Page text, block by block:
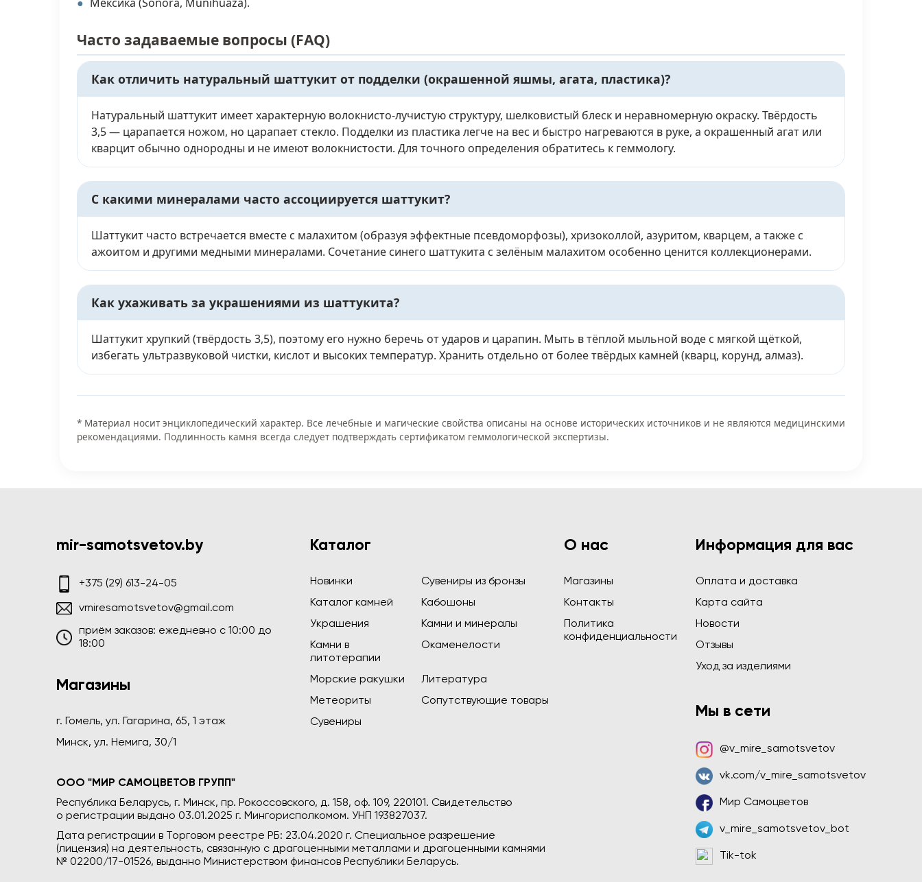
Часто задаваемые вопросы (FAQ)
Как отличить натуральный шаттукит от подделки (окрашенной яшмы, агата, пластика)?
Натуральный шаттукит имеет характерную волокнисто-лучистую структуру, шелковистый блеск и неравномерную окраску. Твёрдость
3,5 — царапается ножом, но царапает стекло. Подделки из пластика легче на вес и быстро нагреваются в руке, а окрашенный агат или
кварцит обычно однородны и не имеют волокнистости. Для точного определения обратитесь к геммологу.
С какими минералами часто ассоциируется шаттукит?
Шаттукит часто встречается вместе с малахитом (образуя эффектные псевдоморфозы), хризоколлой, азуритом, кварцем, а также с
ажоитом и другими медными минералами. Сочетание синего шаттукита с зелёным малахитом особенно ценится коллекционерами.
Как ухаживать за украшениями из шаттукита?
Шаттукит хрупкий (твёрдость 3,5), поэтому его нужно беречь от ударов и царапин. Мыть в тёплой мыльной воде с мягкой щёткой,
избегать ультразвуковой чистки, кислот и высоких температур. Хранить отдельно от более твёрдых камней (кварц, корунд, алмаз).
* Материал носит энциклопедический характер. Все лечебные и магические свойства описаны на основе исторических источников и не являются медицинскими
рекомендациями. Подлинность камня всегда следует подтверждать сертификатом геммологической экспертизы.
mir-samotsvetov.by
+375 (29) 613-24-05
vmiresamotsvetov@gmail.com
приём заказов: ежедневно c 10:00 до
18:00
Магазины
г. Гомель, ул. Гагарина, 65, 1 этаж
Минск, ул. Немига, 30/1
Каталог
Новинки
Сувениры из бронзы
Каталог камней
Кабошоны
Украшения
Камни и минералы
Камни в
литотерапии
Окаменелости
Морские ракушки
Литература
Метеориты
Сопутствующие товары
Сувениры
ООО "МИР САМОЦВЕТОВ ГРУПП"
Республика Беларусь, г. Минск, пр. Рокоссовского, д. 158, оф. 109, 220101. Свидетельство
о регистрации выдано 03.01.2025 г. Мингорисполкомом. УНП 193827037.
Дата регистрации в Торговом реестре РБ: 23.04.2020 г. Специальное разрешение
(лицензия) на деятельность, связанную с драгоценными металлами и драгоценными камнями
№ 02200/17-01526, выданно Министерством финансов Республики Беларусь.
О нас
Магазины
Контакты
Политика
конфиденциальности
Информация для вас
Оплата и доставка
Карта сайта
Новости
Отзывы
Уход за изделиями
Мы в сети
@v_mire_samotsvetov
vk.com/v_mire_samotsvetov
Мир Самоцветов
v_mire_samotsvetov_bot
Tik-tok